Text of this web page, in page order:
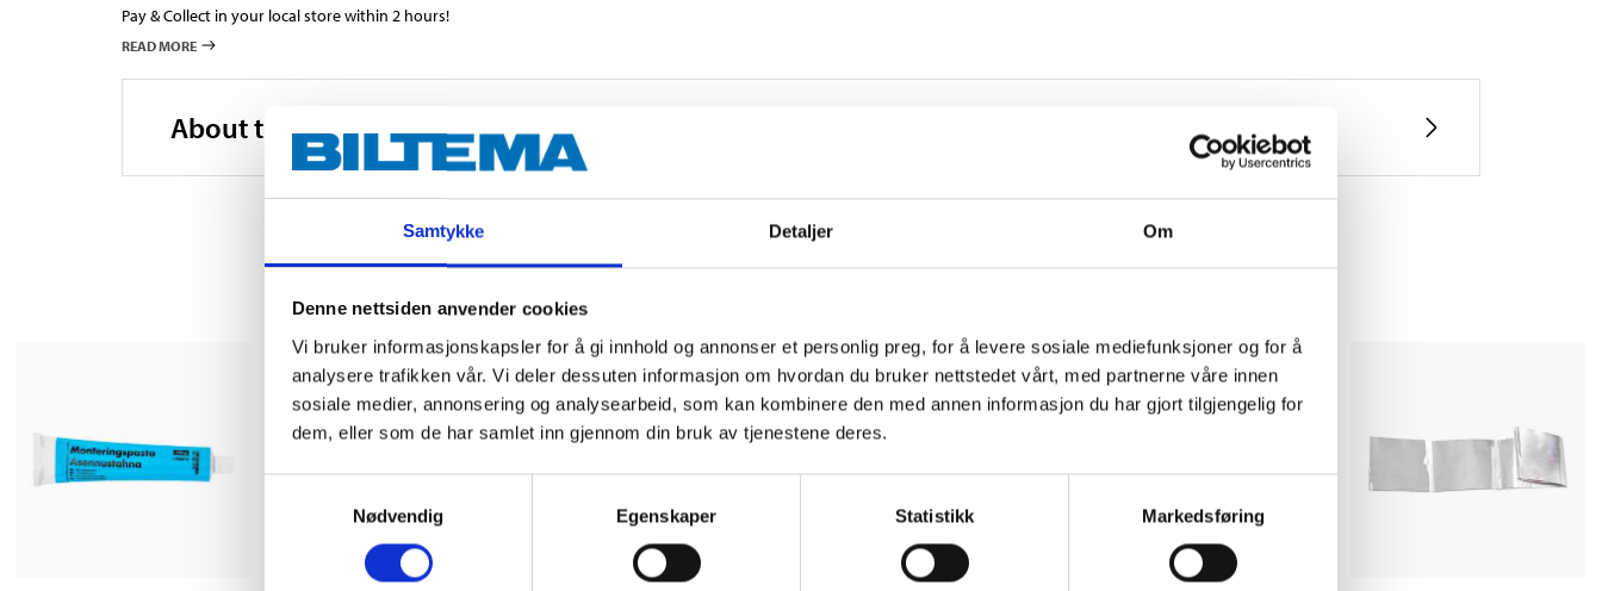
Samtykke Detaljer Om
Denne nettsiden anvender cookies
Vi bruker informasjonskapsler for å gi innhold og annonser et personlig preg, for å levere sosiale mediefunksjoner og for å
analysere trafikken vår. Vi deler dessuten informasjon om hvordan du bruker nettstedet vårt, med partnerne våre innen
sosiale medier, annonsering og analysearbeid, som kan kombinere den med annen informasjon du har gjort tilgjengelig for
dem, eller som de har samlet inn gjennom din bruk av tjenestene deres.
Nødvendig
Egenskaper Statistikk Markedsføring
Pay & Collect in your local store within 2 hours!
READ MORE
About the manufacturer
Other customers also bought